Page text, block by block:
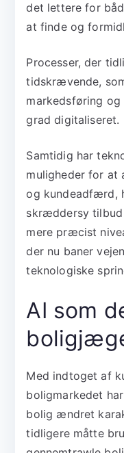
det lettere for
at finde og
Processer, der
tidskrævende,
markedsføring
grad digitaliseret.
Samtidig har
muligheder for at
og kundeadfærd,
skræddersy
mere præcist
der nu baner
teknologiske
AI som
Med indtoget af
boligmarkedet
bolig ændret
tidligere måtte